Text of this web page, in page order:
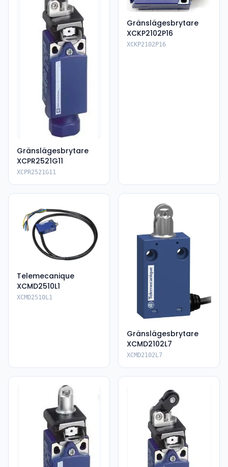
Gränslägesbrytare
XCPR2521G11
XCPR2521G11
Gränslägesbrytare
XCKP2102P16
XCKP2102P16
Telemecanique
XCMD2510L1
XCMD2510L1
Gränslägesbrytare
XCMD2102L7
XCMD2102L7